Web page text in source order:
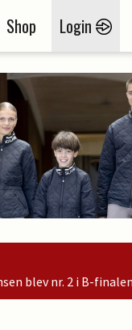
Shop Login
og er dermed